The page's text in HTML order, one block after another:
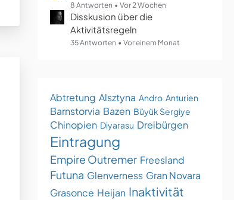
8 Antworten Vor 2 Wochen
Disskusion über die
Aktivitätsregeln
35 Antworten Vor einem Monat
Abtretung Alsztyna Andro Anturien
Barnstorvia Bazen Büyük Sergiye
Chinopien Diyarasu Dreibürgen
Eintragung
Empire Outremer Freesland
Futuna Glenverness Gran Novara
Grasonce Heijan Inaktivität